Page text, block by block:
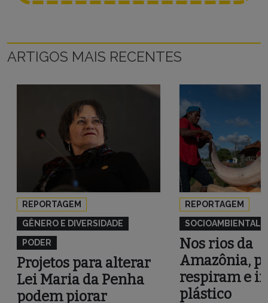
ARTIGOS MAIS RECENTES
REPORTAGEM
GÊNERO E DIVERSIDADE
PODER
Projetos para alterar
Lei Maria da Penha
podem piorar
REPORTAGEM
SOCIOAMBIENTAL
Nos rios da
Amazônia,
respiram e
plástico